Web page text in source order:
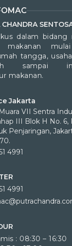
dalam bidang
makanan
tangga,
sampai
makanan.
Jakarta
VII Sentra
III Blok H No. 6,
Penjaringan,
4991
4991
: 08:30 – 16:30